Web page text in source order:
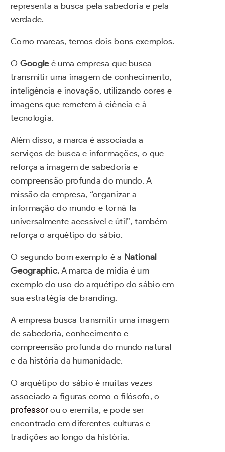
representa a busca pela sabedoria e pela
verdade.
Como marcas, temos dois bons exemplos.
O Googleé uma empresa que busca
transmitir uma imagem de conhecimento,
inteligência e inovação, utilizando cores e
imagens que remetem à ciência e à
tecnologia.
Além disso, a marca é associada a
serviços de busca e informações, o que
reforça a imagem de sabedoria e
compreensão profunda do mundo. A
missão da empresa, “organizar a
informação do mundo e torná-la
universalmente acessível e útil”, também
reforça o arquétipo do sábio.
O segundo bom exemplo é a National
Geographic. A marca de mídia é um
exemplo do uso do arquétipo do sábio em
sua estratégia de branding.
A empresa busca transmitir uma imagem
de sabedoria, conhecimento e
compreensão profunda do mundo natural
e da história da humanidade.
O arquétipo do sábio é muitas vezes
associado a figuras como o filósofo, o
professor ou o eremita, e pode ser
encontrado em diferentes culturas e
tradições ao longo da história.